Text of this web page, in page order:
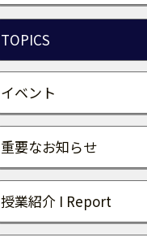
TOPICS
イベント
重要なお知らせ
授業紹介 I Report